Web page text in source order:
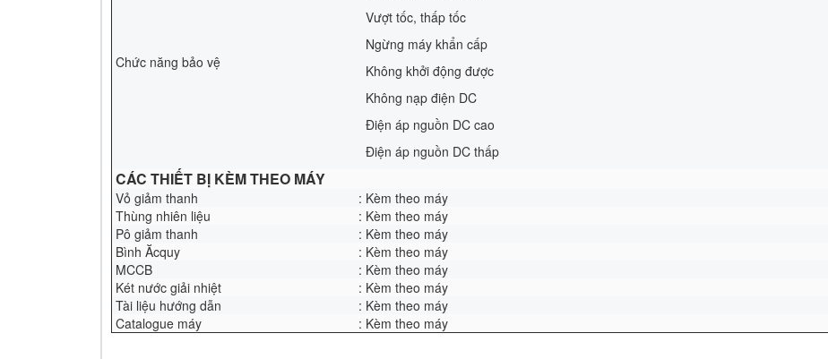
Chức năng bảo vệ
Vượt tốc, thấp tốc
Ngừng máy khẩn cấp
Không khởi động được
Không nạp điện DC
Điện áp nguồn DC cao
Điện áp nguồn DC thấp
CÁC THIẾT BỊ KÈM THEO MÁY
Vỏ giảm thanh
: Kèm theo máy
Thùng nhiên liệu
: Kèm theo máy
Pô giảm thanh
: Kèm theo máy
Bình Ăcquy
: Kèm theo máy
MCCB
: Kèm theo máy
Két nước giải nhiệt
: Kèm theo máy
Tài liệu hướng dẫn
: Kèm theo máy
Catalogue máy
: Kèm theo máy